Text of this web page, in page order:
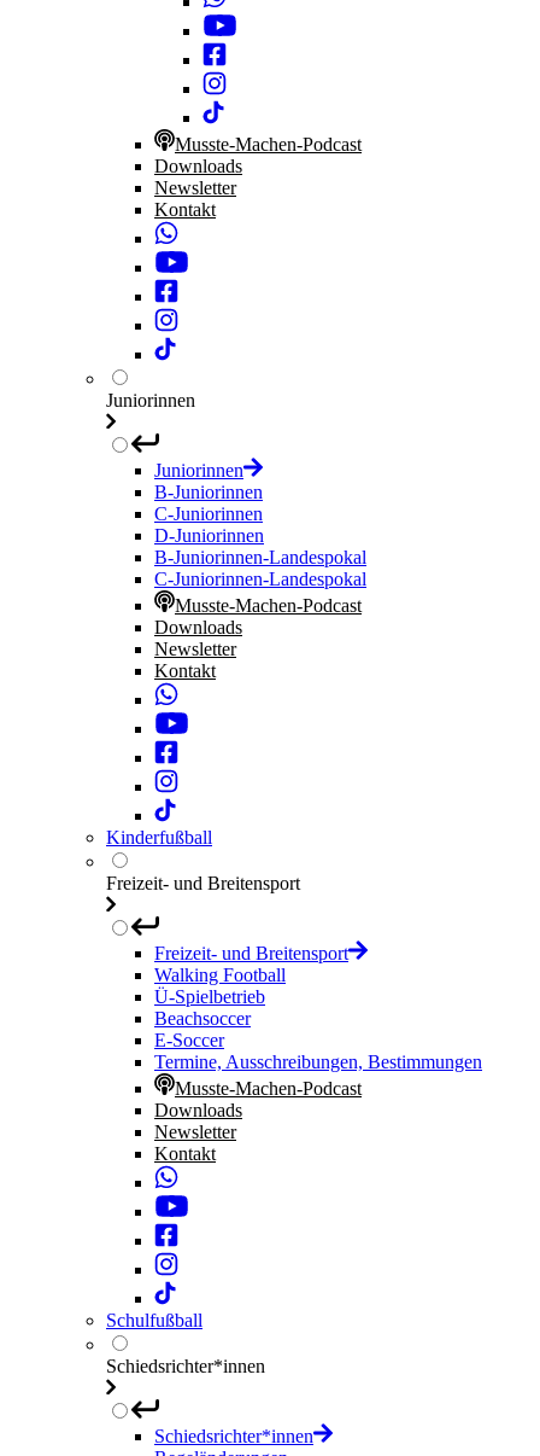
Musste-Machen-Podcast
Downloads
Newsletter
Kontakt
Juniorinnen
Juniorinnen
B-Juniorinnen
C-Juniorinnen
D-Juniorinnen
B-Juniorinnen-Landespokal
C-Juniorinnen-Landespokal
Musste-Machen-Podcast
Downloads
Newsletter
Kontakt
Kinderfußball
Freizeit- und Breitensport
Freizeit- und Breitensport
Walking Football
Ü-Spielbetrieb
Beachsoccer
E-Soccer
Termine, Ausschreibungen, Bestimmungen
Musste-Machen-Podcast
Downloads
Newsletter
Kontakt
Schulfußball
Schiedsrichter*innen
Schiedsrichter*innen